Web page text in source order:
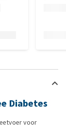
Diabetes
voor